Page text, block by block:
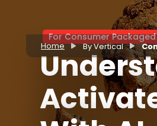
For Consumer
Home By Vertical